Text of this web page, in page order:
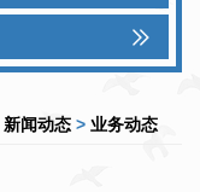
新闻动态 > 业务动态